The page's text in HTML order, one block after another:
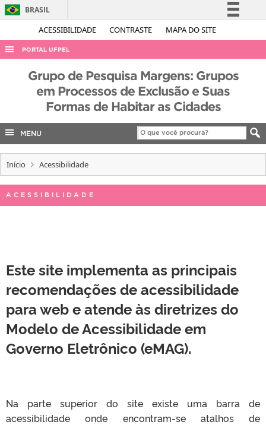
ACESSIBILIDADE CONTRASTE MAPA DO SITE
BRASIL
Simplifique!
Acesso à informação
Legislação
PORTAL UFPEL
ACESSO À INFORMAÇÃO
AUDITORIA
COBALTO
CONCURSOS
Grupo de Pesquisa Margens: Grupos
em Processos de Exclusão e Suas
Formas de Habitar as Cidades
MENU
Início Acessibilidade
ACESSIBILIDADE
Este site implementa as principais
recomendações de acessibilidade
para web e atende às diretrizes do
Modelo de Acessibilidade em
Governo Eletrônico (eMAG).
Na parte superior do site existe uma barra de
acessibilidade onde encontram-se atalhos de